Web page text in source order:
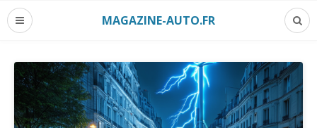
MAGAZINE-AUTO.FR